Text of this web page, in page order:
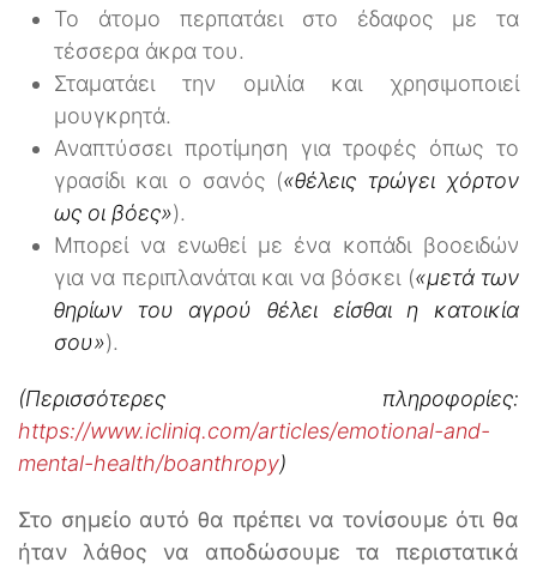
Το άτομο περπατάει στο έδαφος με τα
τέσσερα άκρα του.
Σταματάει την ομιλία και χρησιμοποιεί
μουγκρητά.
Αναπτύσσει προτίμηση για τροφές όπως το
γρασίδι και ο σανός («θέλεις τρώγει χόρτον
ως οι βόες»).
Μπορεί να ενωθεί με ένα κοπάδι βοοειδών
για να περιπλανάται και να βόσκει («μετά των
θηρίων του αγρού θέλει είσθαι η κατοικία
σου»).
(Περισσότερες πληροφορίες:
https://www.icliniq.com/articles/emotional-and-
mental-health/boanthropy)
Στο σημείο αυτό θα πρέπει να τονίσουμε ότι θα
ήταν λάθος να αποδώσουμε τα περιστατικά